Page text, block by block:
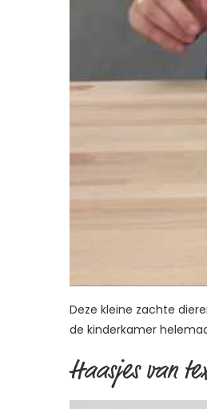
Deze kleine zachte
de kinderkamer
Haasjes van